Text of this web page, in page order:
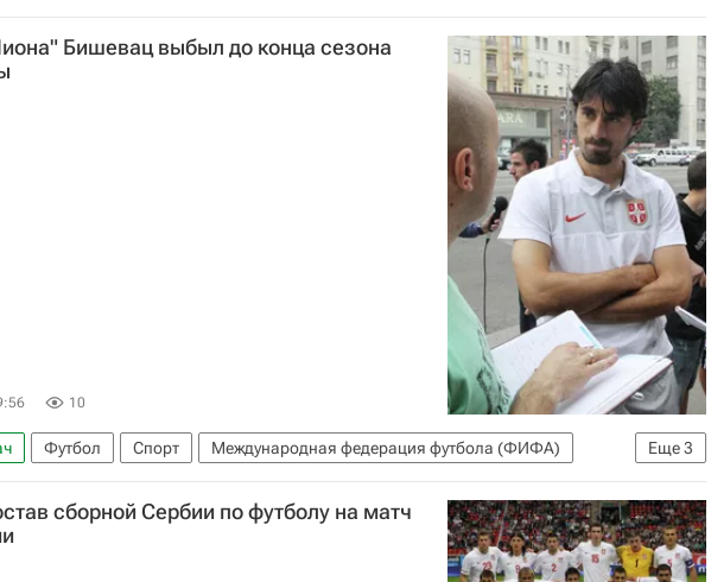
УЕФА 2026-2027
Зенит Олимпик (Лион)
Альдо Калулу
Юрий Лодыгин Халк Эсекиэль Гарай
Матьё Вальбуэна
Клеман Гренье
Гейда Фофана
Александр Анюков
Бишевац выбыл до конца сезона
10
Еще3
Футбол Спорт
Международная федерация футбола (ФИФА)
по футболу (Лига 1)
Монако Олимпик (Лион)
сборной Сербии по футболу на матч